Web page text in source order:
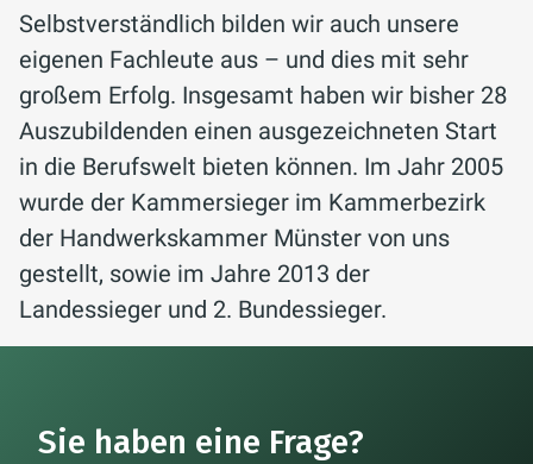
Selbstverständlich bilden wir auch unsere
eigenen Fachleute aus – und dies mit sehr
großem Erfolg. Insgesamt haben wir bisher 28
Auszubildenden einen ausgezeichneten Start
in die Berufswelt bieten können. Im Jahr 2005
wurde der Kammersieger im Kammerbezirk
der Handwerkskammer Münster von uns
gestellt, sowie im Jahre 2013 der
Landessieger und 2. Bundessieger.
Sie haben eine Frage?